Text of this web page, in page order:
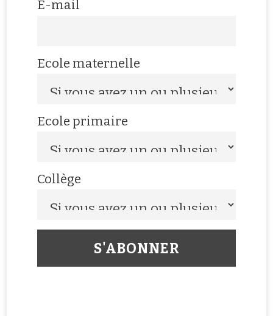
E-mail
Ecole maternelle
Ecole primaire
Collège